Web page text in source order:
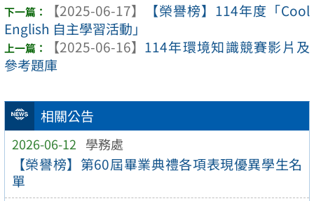
相關公告
2026-06-12 學務處
【榮譽榜】第60屆畢業典禮各項表現優異學生名
單
【2025-06-17】
【榮譽榜】114年度「Cool
English 自主學習活動」
【2025-06-16】 114年環境知識競賽影片及
參考題庫